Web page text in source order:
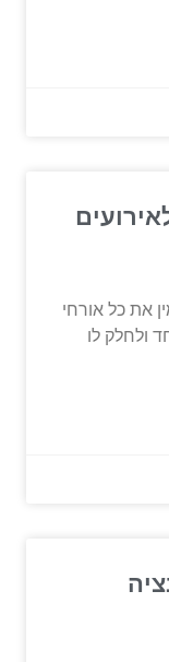
את כל אורחי
ולחלק לו